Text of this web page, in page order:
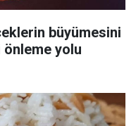
büyümesini
yolu